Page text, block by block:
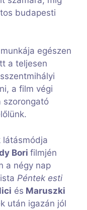
budapesti
egészen
a teljesen
a film végi
szorongató
látásmódja
Bori filmjén
a négy nap
Péntek esti
és Maruszki
után igazán jól